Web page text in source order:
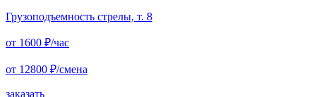
Грузоподъемность стрелы, т. 8
от 1600 ₽/час
от 12800 ₽/смена
заказать